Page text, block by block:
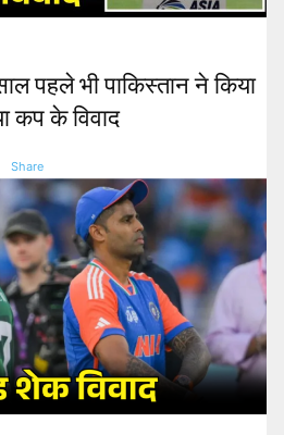
पहले भी पाकिस्तान ने किया
कप के विवाद
Share